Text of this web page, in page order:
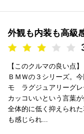
外観も内装も高級
【このクルマの良い点】
ＢＭＷの３シリーズ。
モ ラグジュアリーグレ
カッコいいという言葉が
全体的に低く抑えられ
も感じられ...